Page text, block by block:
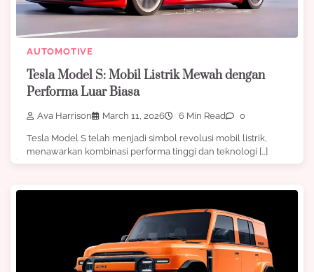
AUTOMOTIVE
Tesla Model S: Mobil Listrik Mewah dengan
Performa Luar Biasa
Ava Harrison March 11, 2026 6 Min Read 0
Tesla Model S telah menjadi simbol revolusi mobil listrik,
menawarkan kombinasi performa tinggi dan teknologi […]